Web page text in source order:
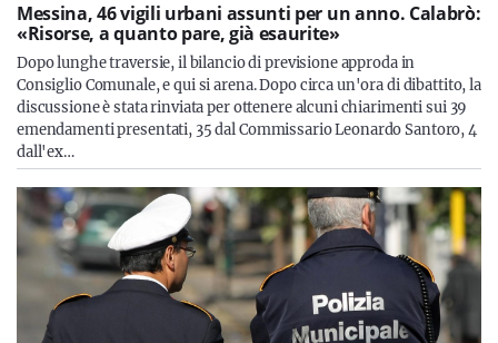
Messina, 46 vigili urbani assunti per un anno. Calabrò:
«Risorse, a quanto pare, già esaurite»
Dopo lunghe traversie, il bilancio di previsione approda in
Consiglio Comunale, e qui si arena. Dopo circa un'ora di dibattito, la
discussione è stata rinviata per ottenere alcuni chiarimenti sui 39
emendamenti presentati, 35 dal Commissario Leonardo Santoro, 4
dall'ex…